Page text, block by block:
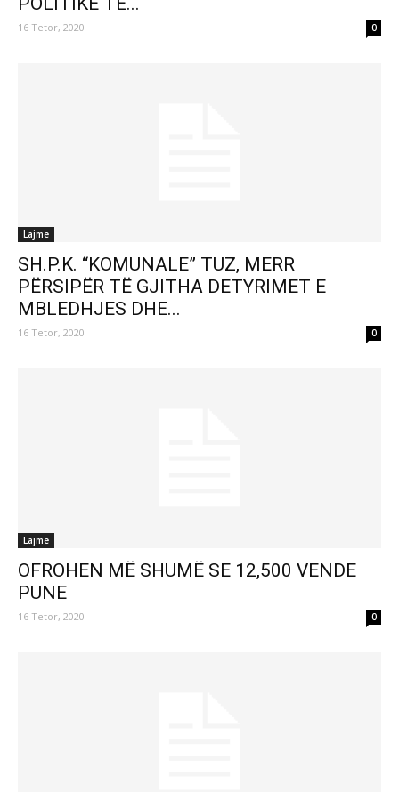
16 Tetor, 2020 0
Lajme
SH.P.K. “KOMUNALE” TUZ, MERR
PËRSIPËR TË GJITHA DETYRIMET E
MBLEDHJES DHE...
16 Tetor, 2020 0
Lajme
OFROHEN MË SHUMË SE 12,500 VENDE
PUNE
16 Tetor, 2020 0